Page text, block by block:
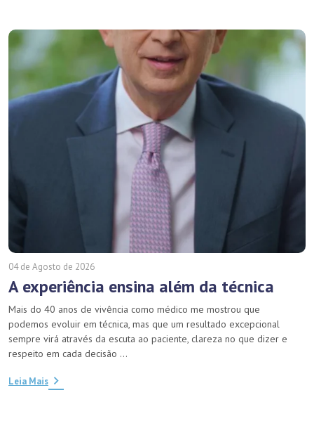
04 de Agosto de 2026
A experiência ensina além da técnica
Mais do 40 anos de vivência como médico me mostrou que
podemos evoluir em técnica, mas que um resultado excepcional
sempre virá através da escuta ao paciente, clareza no que dizer e
respeito em cada decisão ...
Leia Mais